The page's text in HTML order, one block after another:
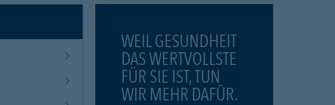
WEIL GESUNDHEIT
DAS WERTVOLLSTE
FÜR SIE IST, TUN
WIR MEHR DAFÜR.